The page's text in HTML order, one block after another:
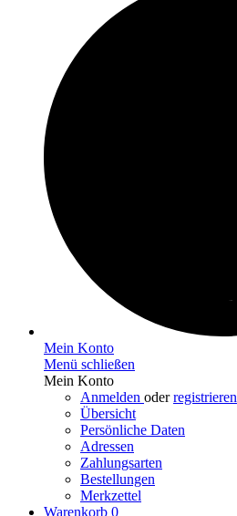
Mein Konto
Menü schließen
Mein Konto
Anmelden oderregistrieren
Übersicht
Persönliche Daten
Adressen
Zahlungsarten
Bestellungen
Merkzettel
Warenkorb 0